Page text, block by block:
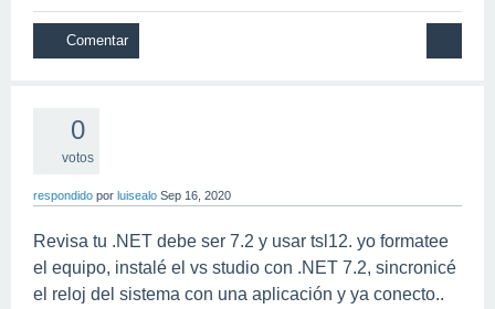
0
votos
respondido por luisealo Sep 16, 2020
Revisa tu .NET debe ser 7.2 y usar tsl12. yo formatee
el equipo, instalé el vs studio con .NET 7.2, sincronicé
el reloj del sistema con una aplicación y ya conecto..